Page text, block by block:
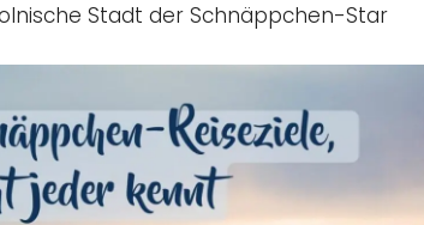
Stadt der Schnäppchen-Star